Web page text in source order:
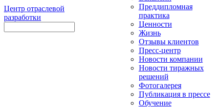
Центр отраслевой
разработки
Преддипломная
практика
Ценности
Жизнь
Отзывы клиентов
Пресс-центр
Новости компании
Новости тиражных
решений
Фотогалерея
Публикация в прессе
Обучение